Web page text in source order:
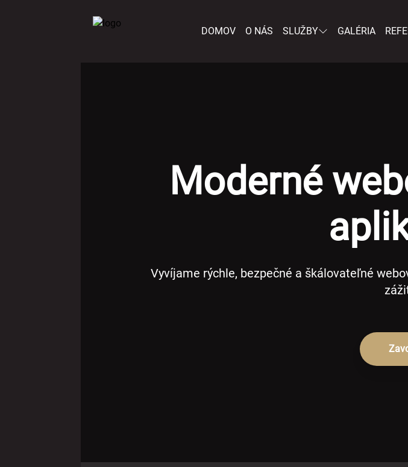
DOMOV O NÁS SLUŽBY GALÉRIA
Moderné
Vyvíjame rýchle, bezpečné a škálovateľné